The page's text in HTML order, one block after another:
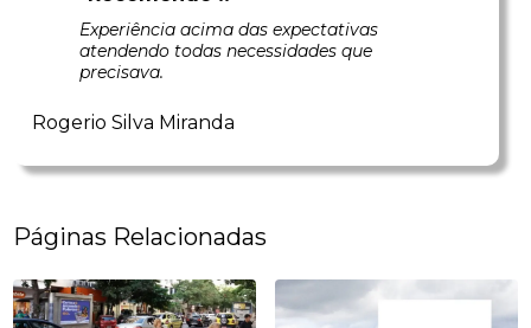
Experiência acima das expectativas
atendendo todas necessidades que
precisava.
Rogerio Silva Miranda
Páginas Relacionadas